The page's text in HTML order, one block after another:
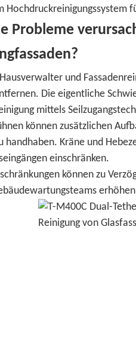
Hochdruckreinigungssystem
Probleme
und
Die eigentliche
mittels
können zusätzlichen
handhaben. Kräne und
einschränken.
können zu